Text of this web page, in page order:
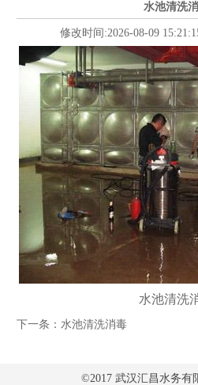
水池清洗
修改时间:2026-08-09
水池清洗
下一条： 水池清洗消毒
©2017 武汉汇昌水务有